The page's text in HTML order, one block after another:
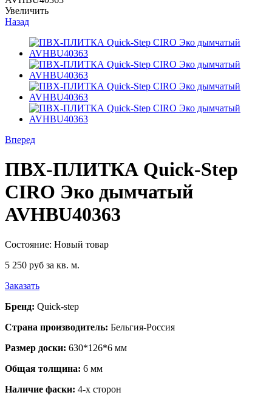
Увеличить
Назад
Вперед
ПВХ-ПЛИТКА Quick-Step
CIRO Эко дымчатый
AVHBU40363
Состояние: Новый товар
5 250 руб за кв. м.
Заказать
Бренд: Quick-step
Страна производитель: Бельгия-Россия
Размер доски: 630*126*6 мм
Общая толщина: 6 мм
Наличие фаски: 4-х сторон